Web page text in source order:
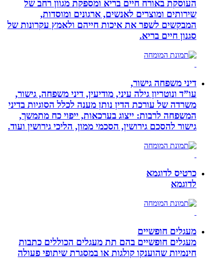
העוסקת באורח חיים בריא ומספקת מגוון רחב של
שירותים ומוצרים לאנשים, ארגונים ומוסדות,
המבקשים לשפר את איכות חייהם ולאמץ עקרונות של
סגנון חיים בריא.
דיני משפחה גישור,
עו”ד ונוטריון גילה עיני, מודיעין, דיני משפחה, גישור,
משרדה של עורכת הדין נותן מענה לכלל הסוגיות בדיני
המשפחה לרבות: ייצוג בערכאות, ייפוי כח מתמשך,
גישור להסכם גירושין, הסכמי ממון, הליכי גירושין ועוד.
כרטיס לדוגמא
לדוגמא
מעגלים חופשיים
מעגלים חופשיים בהם תת מעגלים הכוללים כתבות
חינמיות שהוענקו קולגות או במסגרת שיתופי פעולה